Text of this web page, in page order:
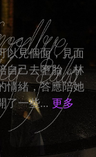
以見個面，見面
自己去墮胎，林
情緒，答應陪她
了一些... 更多